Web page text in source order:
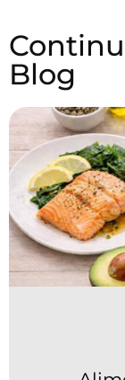
Blog